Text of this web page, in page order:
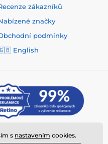
zákazníků
značky
podmínky
English
s nastavením cookies.